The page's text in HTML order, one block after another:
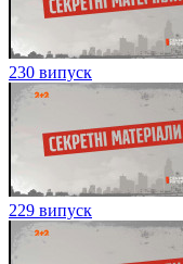
230 випуск
229 випуск